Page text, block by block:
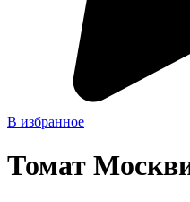
В избранное
Томат